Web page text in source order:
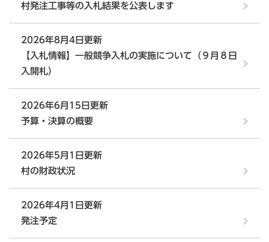
村発注工事等の入札結果を公表します
2026年8月4日更新
【入札情報】一般競争入札の実施について（９月８日
入開札）
2026年6月15日更新
予算・決算の概要
2026年5月1日更新
村の財政状況
2026年4月1日更新
発注予定